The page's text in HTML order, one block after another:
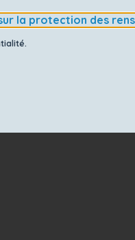
la protection des